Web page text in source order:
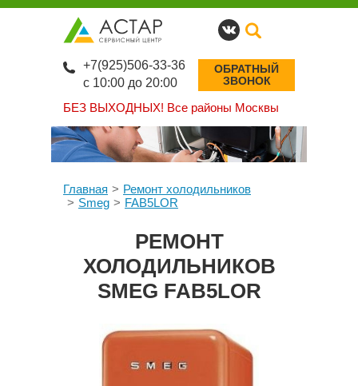
БЕЗ ВЫХОДНЫХ! Все районы Москвы
+7(925)506-33-36
с 10:00 до 20:00
ОБРАТНЫЙ
ЗВОНОК
Главная
Ремонт холодильников
Smeg
FAB5LOR
РЕМОНТ
ХОЛОДИЛЬНИКОВ
SMEG FAB5LOR